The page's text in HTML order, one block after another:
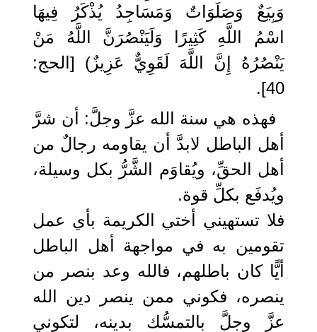
وَبِيَعٌ وَصَلَوَاتٌ وَمَسَاجِدُ يُذْكَرُ فِيهَا
اسْمُ اللَّهِ كَثِيرًا وَلَيَنْصُرَنَّ اللَّهُ مَنْ
يَنْصُرُهُ إِنَّ اللَّهَ لَقَوِيٌّ عَزِيزٌ) [الحج:
40].
فهذه هي سنة الله عزَّ وجلَّ: أن شرَّ
أهل الباطل لابدَّ أن يقاومه رجالٌ من
أهل الحقِّ، ويُقاوَم الشَّرُّ بكل وسيلة،
ويُدفَع بكلِّ قوة.
فلا تستهيني أختي الكريمة بأي عمل
تقومين به في مواجهة أهل الباطل
أيًّا كان باطلهم، فالله وعد بنصر من
ينصره، فكوني ممن ينصر دين الله
عزَّ وجلَّ بالتمسُّك بدينه، لتكوني